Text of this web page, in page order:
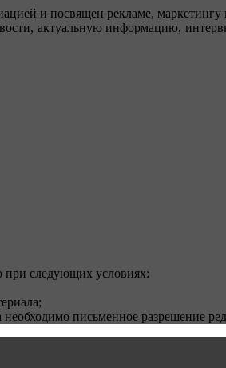
и посвящен рекламе,
актуальную информацию,
при следующих условиях:
письменное разрешение